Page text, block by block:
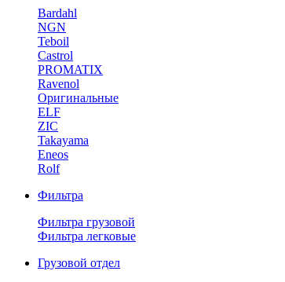
Bardahl
NGN
Teboil
Castrol
PROMATIX
Ravenol
Оригинальные
ELF
ZIC
Takayama
Eneos
Rolf
Фильтра
Фильтра грузовой
Фильтра легковые
Грузовой отдел